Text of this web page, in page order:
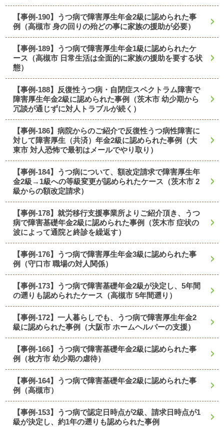
【事例-190】うつ病で障害厚生年金2級に認められた事
例（高槻市 身の回りの殆どの事に家族の援助が必要）
【事例-189】うつ病で障害厚生年金1級に認められたケ
ース（高槻市 日常生活は全面的に家族の援助を要する状
態）
【事例-188】反復性うつ病・自閉症スペクトラム障害で
障害厚生年金2級に認められた事例（茨木市 幼少期から
冗談が通じずに対人トラブルが続く）
【事例-186】病院からのご紹介で反復性うつ病性障害に
対して障害厚生（共済）年金2級に認められた事例（大
東市 対人恐怖で最初はメールでやり取り）
【事例-184】うつ病について、額改定請求で障害厚生年
金2級→1級への等級変更が認められたケース（茨木市 2
級からの額改定請求）
【事例-178】就労移行支援事業所よりご紹介頂き、うつ
病で障害基礎年金2級に認められた事例（茨木市 症状の
波によって通院と終診を繰返す）
【事例-176】うつ病で障害厚生年金3級に認められた事
例（守口市 職場の対人関係）
【事例-173】うつ病で障害基礎年金2級が決定し、5年間
の遡りも認められたケース（高槻市 5年間遡り）
【事例-172】一人暮らしでも、うつ病で障害厚生年金2
級に認められた事例（大阪市 ホームヘルパーの支援）
【事例-166】うつ病で障害基礎年金2級に認められた事
例（枚方市 幼少期の虐待）
【事例-164】うつ病で障害基礎年金2級に認められた事
例（高槻市）
【事例-153】うつ病で認定日時点が2級、請求日時点が1
級が決定し、約1年の遡りも認められた事例